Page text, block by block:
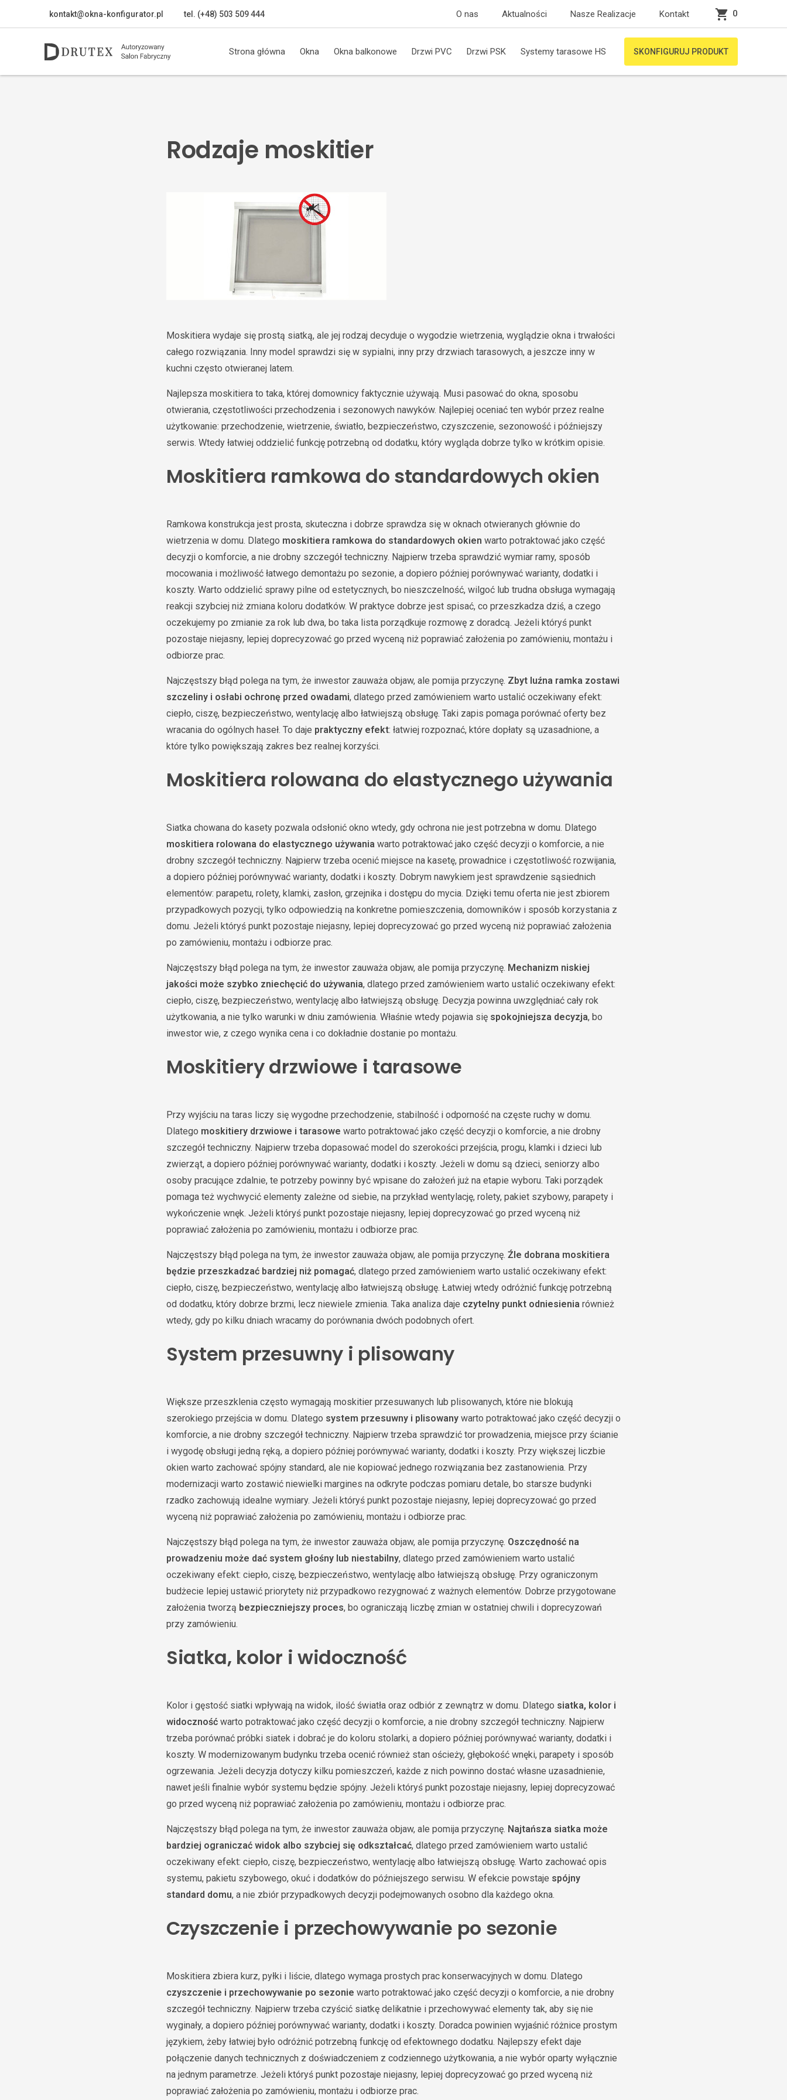
kontakt@okna-konfigurator.pl tel. (+48) 503 509 444 O nas Aktualności Nasze Realizacje Kontakt 0
Strona główna Okna Okna balkonowe Drzwi PVC Drzwi PSK Systemy tarasowe HS SKONFIGURUJ PRODUKT
Rodzaje moskitier
Moskitiera wydaje się prostą siatką, ale jej rodzaj decyduje o wygodzie wietrzenia, wyglądzie okna i trwałości
całego rozwiązania. Inny model sprawdzi się w sypialni, inny przy drzwiach tarasowych, a jeszcze inny w
kuchni często otwieranej latem.
Najlepsza moskitiera to taka, której domownicy faktycznie używają. Musi pasować do okna, sposobu
otwierania, częstotliwości przechodzenia i sezonowych nawyków. Najlepiej oceniać ten wybór przez realne
użytkowanie: przechodzenie, wietrzenie, światło, bezpieczeństwo, czyszczenie, sezonowość i późniejszy
serwis. Wtedy łatwiej oddzielić funkcję potrzebną od dodatku, który wygląda dobrze tylko w krótkim opisie.
Moskitiera ramkowa do standardowych okien
Ramkowa konstrukcja jest prosta, skuteczna i dobrze sprawdza się w oknach otwieranych głównie do
wietrzenia w domu. Dlatego moskitiera ramkowa do standardowych okien warto potraktować jako część
decyzji o komforcie, a nie drobny szczegół techniczny. Najpierw trzeba sprawdzić wymiar ramy, sposób
mocowania i możliwość łatwego demontażu po sezonie, a dopiero później porównywać warianty, dodatki i
koszty. Warto oddzielić sprawy pilne od estetycznych, bo nieszczelność, wilgoć lub trudna obsługa wymagają
reakcji szybciej niż zmiana koloru dodatków. W praktyce dobrze jest spisać, co przeszkadza dziś, a czego
oczekujemy po zmianie za rok lub dwa, bo taka lista porządkuje rozmowę z doradcą. Jeżeli któryś punkt
pozostaje niejasny, lepiej doprecyzować go przed wyceną niż poprawiać założenia po zamówieniu, montażu i
odbiorze prac.
Najczęstszy błąd polega na tym, że inwestor zauważa objaw, ale pomija przyczynę. Zbyt luźna ramka zostawi
szczeliny i osłabi ochronę przed owadami, dlatego przed zamówieniem warto ustalić oczekiwany efekt:
ciepło, ciszę, bezpieczeństwo, wentylację albo łatwiejszą obsługę. Taki zapis pomaga porównać oferty bez
wracania do ogólnych haseł. To daje praktyczny efekt: łatwiej rozpoznać, które dopłaty są uzasadnione, a
które tylko powiększają zakres bez realnej korzyści.
Moskitiera rolowana do elastycznego używania
Siatka chowana do kasety pozwala odsłonić okno wtedy, gdy ochrona nie jest potrzebna w domu. Dlatego
moskitiera rolowana do elastycznego używania warto potraktować jako część decyzji o komforcie, a nie
drobny szczegół techniczny. Najpierw trzeba ocenić miejsce na kasetę, prowadnice i częstotliwość rozwijania,
a dopiero później porównywać warianty, dodatki i koszty. Dobrym nawykiem jest sprawdzenie sąsiednich
elementów: parapetu, rolety, klamki, zasłon, grzejnika i dostępu do mycia. Dzięki temu oferta nie jest zbiorem
przypadkowych pozycji, tylko odpowiedzią na konkretne pomieszczenia, domowników i sposób korzystania z
domu. Jeżeli któryś punkt pozostaje niejasny, lepiej doprecyzować go przed wyceną niż poprawiać założenia
po zamówieniu, montażu i odbiorze prac.
Najczęstszy błąd polega na tym, że inwestor zauważa objaw, ale pomija przyczynę. Mechanizm niskiej
jakości może szybko zniechęcić do używania, dlatego przed zamówieniem warto ustalić oczekiwany efekt:
ciepło, ciszę, bezpieczeństwo, wentylację albo łatwiejszą obsługę. Decyzja powinna uwzględniać cały rok
użytkowania, a nie tylko warunki w dniu zamówienia. Właśnie wtedy pojawia się spokojniejsza decyzja, bo
inwestor wie, z czego wynika cena i co dokładnie dostanie po montażu.
Moskitiery drzwiowe i tarasowe
Przy wyjściu na taras liczy się wygodne przechodzenie, stabilność i odporność na częste ruchy w domu.
Dlatego moskitiery drzwiowe i tarasowe warto potraktować jako część decyzji o komforcie, a nie drobny
szczegół techniczny. Najpierw trzeba dopasować model do szerokości przejścia, progu, klamki i dzieci lub
zwierząt, a dopiero później porównywać warianty, dodatki i koszty. Jeżeli w domu są dzieci, seniorzy albo
osoby pracujące zdalnie, te potrzeby powinny być wpisane do założeń już na etapie wyboru. Taki porządek
pomaga też wychwycić elementy zależne od siebie, na przykład wentylację, rolety, pakiet szybowy, parapety i
wykończenie wnęk. Jeżeli któryś punkt pozostaje niejasny, lepiej doprecyzować go przed wyceną niż
poprawiać założenia po zamówieniu, montażu i odbiorze prac.
Najczęstszy błąd polega na tym, że inwestor zauważa objaw, ale pomija przyczynę. Źle dobrana moskitiera
będzie przeszkadzać bardziej niż pomagać, dlatego przed zamówieniem warto ustalić oczekiwany efekt:
ciepło, ciszę, bezpieczeństwo, wentylację albo łatwiejszą obsługę. Łatwiej wtedy odróżnić funkcję potrzebną
od dodatku, który dobrze brzmi, lecz niewiele zmienia. Taka analiza daje czytelny punkt odniesienia również
wtedy, gdy po kilku dniach wracamy do porównania dwóch podobnych ofert.
System przesuwny i plisowany
Większe przeszklenia często wymagają moskitier przesuwanych lub plisowanych, które nie blokują
szerokiego przejścia w domu. Dlatego system przesuwny i plisowany warto potraktować jako część decyzji o
komforcie, a nie drobny szczegół techniczny. Najpierw trzeba sprawdzić tor prowadzenia, miejsce przy ścianie
i wygodę obsługi jedną ręką, a dopiero później porównywać warianty, dodatki i koszty. Przy większej liczbie
okien warto zachować spójny standard, ale nie kopiować jednego rozwiązania bez zastanowienia. Przy
modernizacji warto zostawić niewielki margines na odkryte podczas pomiaru detale, bo starsze budynki
rzadko zachowują idealne wymiary. Jeżeli któryś punkt pozostaje niejasny, lepiej doprecyzować go przed
wyceną niż poprawiać założenia po zamówieniu, montażu i odbiorze prac.
Najczęstszy błąd polega na tym, że inwestor zauważa objaw, ale pomija przyczynę. Oszczędność na
prowadzeniu może dać system głośny lub niestabilny, dlatego przed zamówieniem warto ustalić
oczekiwany efekt: ciepło, ciszę, bezpieczeństwo, wentylację albo łatwiejszą obsługę. Przy ograniczonym
budżecie lepiej ustawić priorytety niż przypadkowo rezygnować z ważnych elementów. Dobrze przygotowane
założenia tworzą bezpieczniejszy proces, bo ograniczają liczbę zmian w ostatniej chwili i doprecyzowań
przy zamówieniu.
Siatka, kolor i widoczność
Kolor i gęstość siatki wpływają na widok, ilość światła oraz odbiór z zewnątrz w domu. Dlatego siatka, kolor i
widoczność warto potraktować jako część decyzji o komforcie, a nie drobny szczegół techniczny. Najpierw
trzeba porównać próbki siatek i dobrać je do koloru stolarki, a dopiero później porównywać warianty, dodatki i
koszty. W modernizowanym budynku trzeba ocenić również stan ościeży, głębokość wnęki, parapety i sposób
ogrzewania. Jeżeli decyzja dotyczy kilku pomieszczeń, każde z nich powinno dostać własne uzasadnienie,
nawet jeśli finalnie wybór systemu będzie spójny. Jeżeli któryś punkt pozostaje niejasny, lepiej doprecyzować
go przed wyceną niż poprawiać założenia po zamówieniu, montażu i odbiorze prac.
Najczęstszy błąd polega na tym, że inwestor zauważa objaw, ale pomija przyczynę. Najtańsza siatka może
bardziej ograniczać widok albo szybciej się odkształcać, dlatego przed zamówieniem warto ustalić
oczekiwany efekt: ciepło, ciszę, bezpieczeństwo, wentylację albo łatwiejszą obsługę. Warto zachować opis
systemu, pakietu szybowego, okuć i dodatków do późniejszego serwisu. W efekcie powstaje spójny
standard domu, a nie zbiór przypadkowych decyzji podejmowanych osobno dla każdego okna.
Czyszczenie i przechowywanie po sezonie
Moskitiera zbiera kurz, pyłki i liście, dlatego wymaga prostych prac konserwacyjnych w domu. Dlatego
czyszczenie i przechowywanie po sezonie warto potraktować jako część decyzji o komforcie, a nie drobny
szczegół techniczny. Najpierw trzeba czyścić siatkę delikatnie i przechowywać elementy tak, aby się nie
wyginały, a dopiero później porównywać warianty, dodatki i koszty. Doradca powinien wyjaśnić różnice prostym
językiem, żeby łatwiej było odróżnić potrzebną funkcję od efektownego dodatku. Najlepszy efekt daje
połączenie danych technicznych z doświadczeniem z codziennego użytkowania, a nie wybór oparty wyłącznie
na jednym parametrze. Jeżeli któryś punkt pozostaje niejasny, lepiej doprecyzować go przed wyceną niż
poprawiać założenia po zamówieniu, montażu i odbiorze prac.